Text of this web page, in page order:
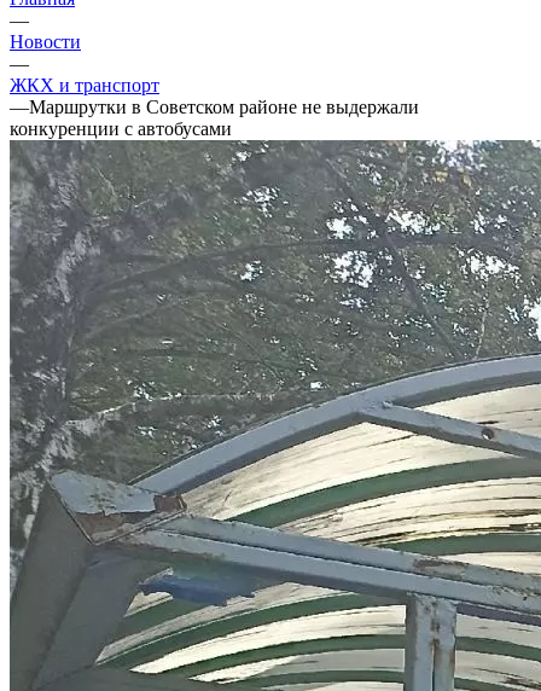
—
Новости
—
ЖКХ и транспорт
—Маршрутки в Советском районе не выдержали
конкуренции с автобусами